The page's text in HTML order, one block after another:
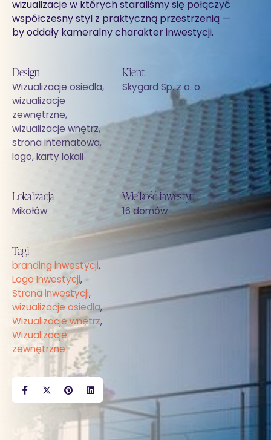
wizualizacje w których staraliśmy się połączyć
współczesny styl z praktyczną przestrzenią —
by oddały kameralny charakter inwestycji.
Design
Wizualizacje osiedla,
wizualizacje
zewnętrzne,
wizualizacje wnętrz,
strona internatowa,
logo, karty lokali
Klient
Skygard Sp. z o. o.
Lokalizacja
Mikołów
Wielkość inwestycji
16 domów
Tagi
branding inwestycji,
Logo Inwestycji,
Strona inwestycji,
wizualizacje osiedla,
Wizualizacje wnętrz,
Wizualizacje
zewnętrzne